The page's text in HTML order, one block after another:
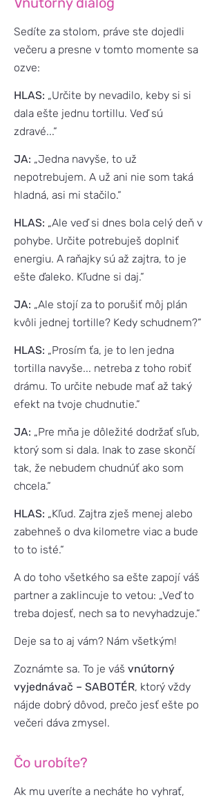
Sedíte za stolom, práve ste dojedli
večeru a presne v tomto momente sa
ozve:
HLAS: „Určite by nevadilo, keby si si
dala ešte jednu tortillu. Veď sú
zdravé...“
JA: „Jedna navyše, to už
nepotrebujem. A už ani nie som taká
hladná, asi mi stačilo.“
HLAS: „Ale veď si dnes bola celý deň v
pohybe. Určite potrebuješ doplniť
energiu. A raňajky sú až zajtra, to je
ešte ďaleko. Kľudne si daj.“
JA: „Ale stojí za to porušiť môj plán
kvôli jednej tortille? Kedy schudnem?“
HLAS: „Prosím ťa, je to len jedna
tortilla navyše... netreba z toho robiť
drámu. To určite nebude mať až taký
efekt na tvoje chudnutie.“
JA: „Pre mňa je dôležité dodržať sľub,
ktorý som si dala. Inak to zase skončí
tak, že nebudem chudnúť ako som
chcela.“
HLAS: „Kľud. Zajtra zješ menej alebo
zabehneš o dva kilometre viac a bude
to to isté.“
A do toho všetkého sa ešte zapojí váš
partner a zaklincuje to vetou: „Veď to
treba dojesť, nech sa to nevyhadzuje.“
Deje sa to aj vám? Nám všetkým!
Zoznámte sa. To je váš vnútorný
vyjednávač – SABOTÉR, ktorý vždy
nájde dobrý dôvod, prečo jesť ešte po
večeri dáva zmysel.
Čo urobíte?
Ak mu uveríte a necháte ho vyhrať,